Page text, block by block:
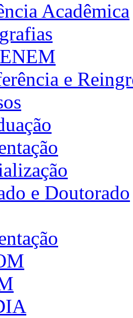
Acadêmica
e
e Doutorado